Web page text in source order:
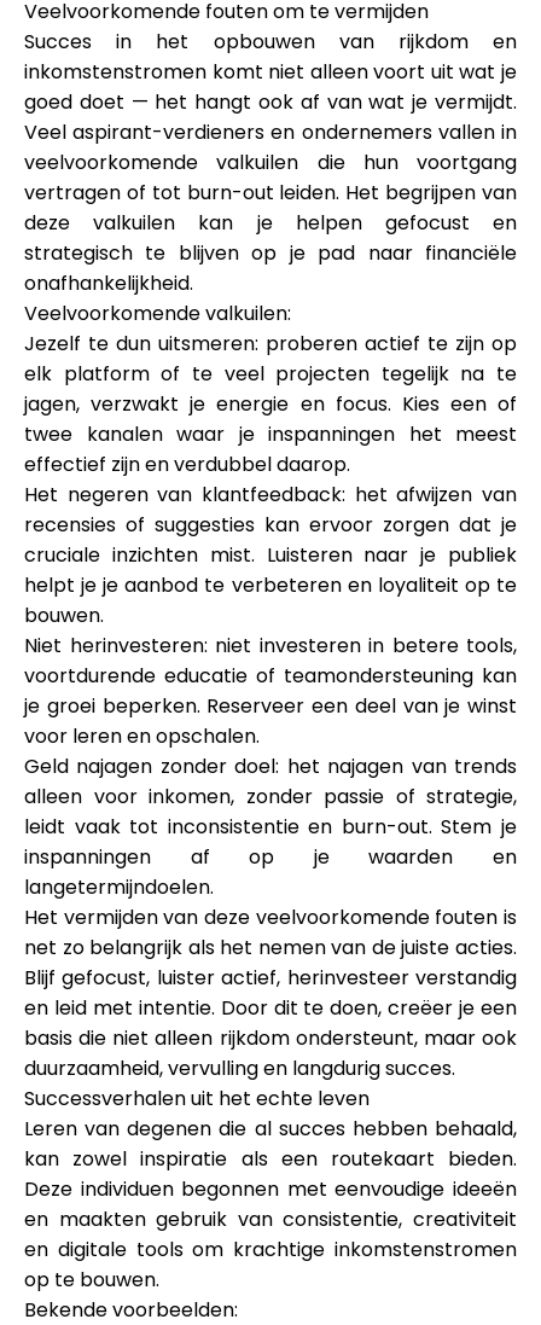
Veelvoorkomende fouten om te vermijden
Succes in het opbouwen van rijkdom en
inkomstenstromen komt niet alleen voort uit wat je
goed doet — het hangt ook af van wat je vermijdt.
Veel aspirant-verdieners en ondernemers vallen in
veelvoorkomende valkuilen die hun voortgang
vertragen of tot burn-out leiden. Het begrijpen van
deze valkuilen kan je helpen gefocust en
strategisch te blijven op je pad naar financiële
onafhankelijkheid.
Veelvoorkomende valkuilen:
Jezelf te dun uitsmeren: proberen actief te zijn op
elk platform of te veel projecten tegelijk na te
jagen, verzwakt je energie en focus. Kies een of
twee kanalen waar je inspanningen het meest
effectief zijn en verdubbel daarop.
Het negeren van klantfeedback: het afwijzen van
recensies of suggesties kan ervoor zorgen dat je
cruciale inzichten mist. Luisteren naar je publiek
helpt je je aanbod te verbeteren en loyaliteit op te
bouwen.
Niet herinvesteren: niet investeren in betere tools,
voortdurende educatie of teamondersteuning kan
je groei beperken. Reserveer een deel van je winst
voor leren en opschalen.
Geld najagen zonder doel: het najagen van trends
alleen voor inkomen, zonder passie of strategie,
leidt vaak tot inconsistentie en burn-out. Stem je
inspanningen af op je waarden en
langetermijndoelen.
Het vermijden van deze veelvoorkomende fouten is
net zo belangrijk als het nemen van de juiste acties.
Blijf gefocust, luister actief, herinvesteer verstandig
en leid met intentie. Door dit te doen, creëer je een
basis die niet alleen rijkdom ondersteunt, maar ook
duurzaamheid, vervulling en langdurig succes.
Successverhalen uit het echte leven
Leren van degenen die al succes hebben behaald,
kan zowel inspiratie als een routekaart bieden.
Deze individuen begonnen met eenvoudige ideeën
en maakten gebruik van consistentie, creativiteit
en digitale tools om krachtige inkomstenstromen
op te bouwen.
Bekende voorbeelden: